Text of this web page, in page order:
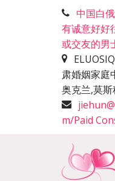
中国白
有诚意好好
或交友的男
肃婚姻家庭
奥克兰,莫
m/Paid